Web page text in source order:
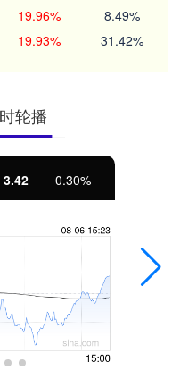
19.96% 8.49%
19.93% 31.42%
轮播
3.42 0.30%